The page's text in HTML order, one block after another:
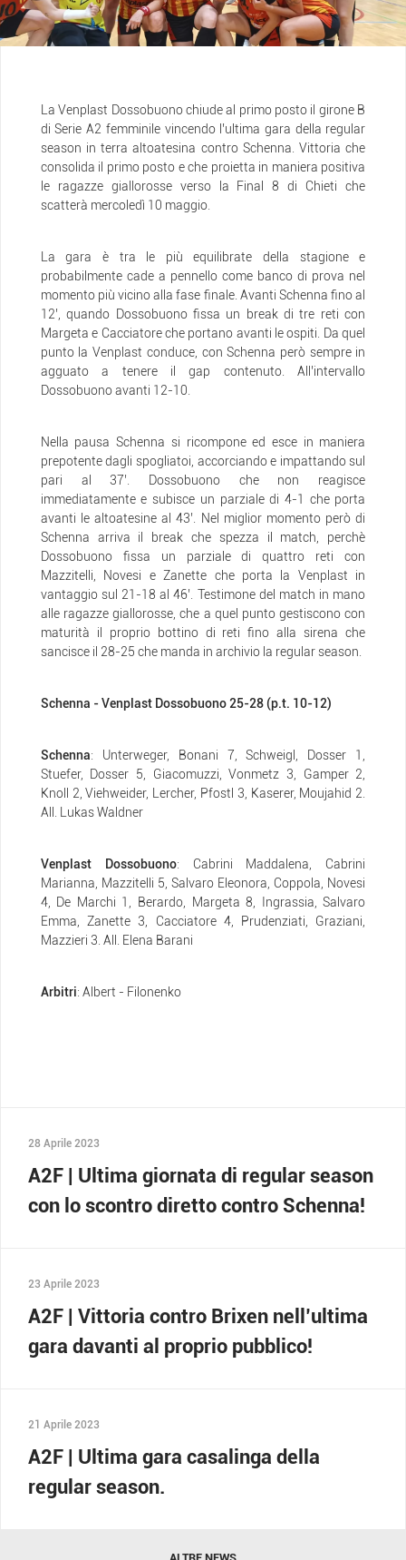
La Venplast Dossobuono chiude al primo posto il girone B
di Serie A2 femminile vincendo l’ultima gara della regular
season in terra altoatesina contro Schenna. Vittoria che
consolida il primo posto e che proietta in maniera positiva
le ragazze giallorosse verso la Final 8 di Chieti che
scatterà mercoledì 10 maggio.
La gara è tra le più equilibrate della stagione e
probabilmente cade a pennello come banco di prova nel
momento più vicino alla fase finale. Avanti Schenna fino al
12’, quando Dossobuono fissa un break di tre reti con
Margeta e Cacciatore che portano avanti le ospiti. Da quel
punto la Venplast conduce, con Schenna però sempre in
agguato a tenere il gap contenuto. All’intervallo
Dossobuono avanti 12-10.
Nella pausa Schenna si ricompone ed esce in maniera
prepotente dagli spogliatoi, accorciando e impattando sul
pari al 37’. Dossobuono che non reagisce
immediatamente e subisce un parziale di 4-1 che porta
avanti le altoatesine al 43’. Nel miglior momento però di
Schenna arriva il break che spezza il match, perchè
Dossobuono fissa un parziale di quattro reti con
Mazzitelli, Novesi e Zanette che porta la Venplast in
vantaggio sul 21-18 al 46’. Testimone del match in mano
alle ragazze giallorosse, che a quel punto gestiscono con
maturità il proprio bottino di reti fino alla sirena che
sancisce il 28-25 che manda in archivio la regular season.
Schenna - Venplast Dossobuono 25-28 (p.t. 10-12)
Schenna: Unterweger, Bonani 7, Schweigl, Dosser 1,
Stuefer, Dosser 5, Giacomuzzi, Vonmetz 3, Gamper 2,
Knoll 2, Viehweider, Lercher, Pfostl 3, Kaserer, Moujahid 2.
All. Lukas Waldner
Venplast Dossobuono: Cabrini Maddalena, Cabrini
Marianna, Mazzitelli 5, Salvaro Eleonora, Coppola, Novesi
4, De Marchi 1, Berardo, Margeta 8, Ingrassia, Salvaro
Emma, Zanette 3, Cacciatore 4, Prudenziati, Graziani,
Mazzieri 3. All. Elena Barani
Arbitri: Albert - Filonenko
28 Aprile 2023
A2F | Ultima giornata di regular season
con lo scontro diretto contro Schenna!
23 Aprile 2023
A2F | Vittoria contro Brixen nell’ultima
gara davanti al proprio pubblico!
21 Aprile 2023
A2F | Ultima gara casalinga della
regular season.